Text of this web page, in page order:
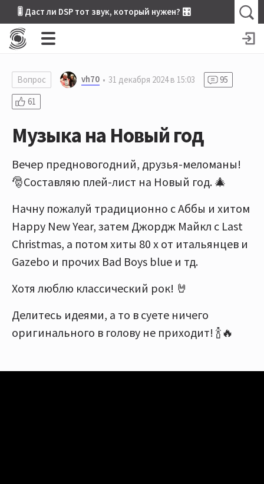
🎚 Даст ли DSP тот звук, который нужен? 🎛
Вопрос vh70 31 декабря 2024 в 15:03
95
61
Музыка на Новый год
Вечер предновогодний, друзья-меломаны!
🎅Составляю плей-лист на Новый год. 🎄
Начну пожалуй традиционно с Аббы и хитом
Happy New Year, затем Джордж Майкл с Last
Christmas, а потом хиты 80 х от итальянцев и
Gazebo и прочих Bad Boys blue и тд.
Хотя люблю классический рок! 🤘
Делитесь идеями, а то в суете ничего
оригинального в голову не приходит! 🍾🔥